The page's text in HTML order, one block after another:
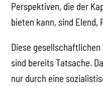
Perspektiven, die der
bieten kann, sind Elend,
Diese
sind bereits Tatsache.
nur durch eine